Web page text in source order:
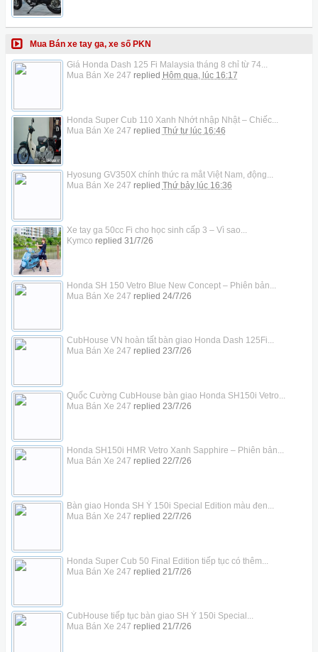
Mua Bán xe tay ga, xe số PKN
Giá Honda Dash 125 Fi Malaysia tháng 8 chỉ từ 74...
Mua Bán Xe 247 replied Hôm qua, lúc 16:17
Honda Super Cub 110 Xanh Nhớt nhập Nhật – Chiếc...
Mua Bán Xe 247 replied Thứ tư lúc 16:46
Hyosung GV350X chính thức ra mắt Việt Nam, động...
Mua Bán Xe 247 replied Thứ bảy lúc 16:36
Xe tay ga 50cc Fi cho học sinh cấp 3 – Vì sao...
Kymco replied 31/7/26
Honda SH 150 Vetro Blue New Concept – Phiên bản...
Mua Bán Xe 247 replied 24/7/26
CubHouse VN hoàn tất bàn giao Honda Dash 125Fi...
Mua Bán Xe 247 replied 23/7/26
Quốc Cường CubHouse bàn giao Honda SH150i Vetro...
Mua Bán Xe 247 replied 23/7/26
Honda SH150i HMR Vetro Xanh Sapphire – Phiên bản...
Mua Bán Xe 247 replied 22/7/26
Bàn giao Honda SH Ý 150i Special Edition màu đen...
Mua Bán Xe 247 replied 22/7/26
Honda Super Cub 50 Final Edition tiếp tục có thêm...
Mua Bán Xe 247 replied 21/7/26
CubHouse tiếp tục bàn giao SH Ý 150i Special...
Mua Bán Xe 247 replied 21/7/26